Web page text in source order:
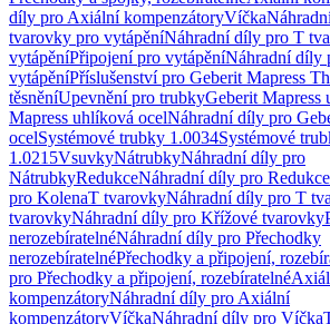
díly pro Axiální kompenzátoryVíčka
tvarovky pro vytápěníNáhradní díly pro T
vytápěníPřipojení pro vytápěníNáhradní díly
vytápěníPříslušenství pro Geberit Mapress
těsněníUpevnění pro trubkyGeberit Mapress
Mapress uhlíková ocelNáhradní díly pro
ocelSystémové trubky 1.0034Systémové
1.0215VsuvkyNátrubkyNáhradní díly pro
NátrubkyRedukceNáhradní díly pro Redukce
pro KolenaT tvarovkyNáhradní díly pro T
tvarovkyNáhradní díly pro Křížové tvarovky
nerozebíratelnéNáhradní díly pro Přechodky
nerozebíratelnéPřechodky a připojení,
pro Přechodky a připojení, rozebíratelné
kompenzátoryNáhradní díly pro Axiální
kompenzátoryVíčkaNáhradní díly pro Víčka